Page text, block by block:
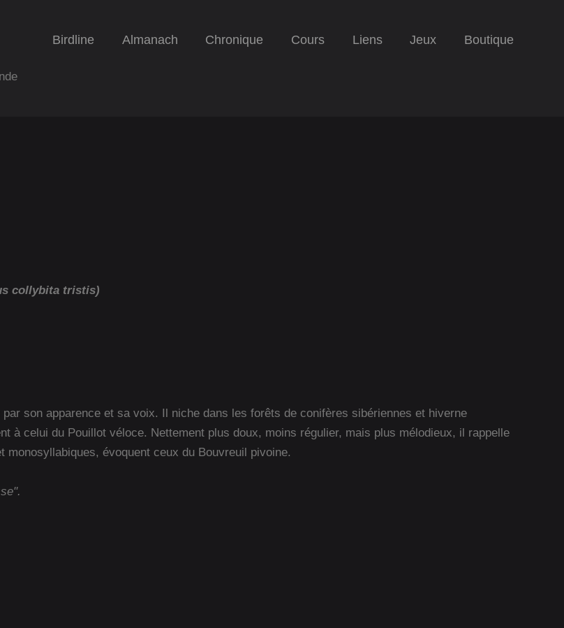
Birdline Almanach Chronique Cours Liens Jeux Boutique
collybita tristis)
son apparence et sa voix. Il niche dans les forêts de conifères sibériennes et hiverne
à celui du Pouillot véloce. Nettement plus doux, moins régulier, mais plus mélodieux, il rappelle
évoquent ceux du Bouvreuil pivoine.